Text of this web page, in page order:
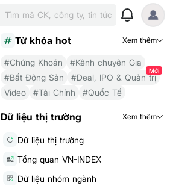
Tìm mã CK, công ty, tin tức
Từ khóa hot Xem thêm
#Chứng Khoán
#Kênh chuyên Gia
#Bất Động Sản
#Deal, IPO & Quản trị
Mới
Video #Tài Chính #Quốc Tế
Dữ liệu thị trường Xem thêm
Dữ liệu thị trường
Tổng quan VN-INDEX
Dữ liệu nhóm ngành